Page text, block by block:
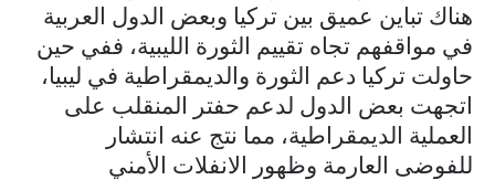
هناك تباين عميق بين تركيا وبعض الدول العربية
في مواقفهم تجاه تقييم الثورة الليبية، ففي حين
حاولت تركيا دعم الثورة والديمقراطية في ليبيا،
اتجهت بعض الدول لدعم حفتر المنقلب على
العملية الديمقراطية، مما نتج عنه انتشار
للفوضى العارمة وظهور الانفلات الأمني